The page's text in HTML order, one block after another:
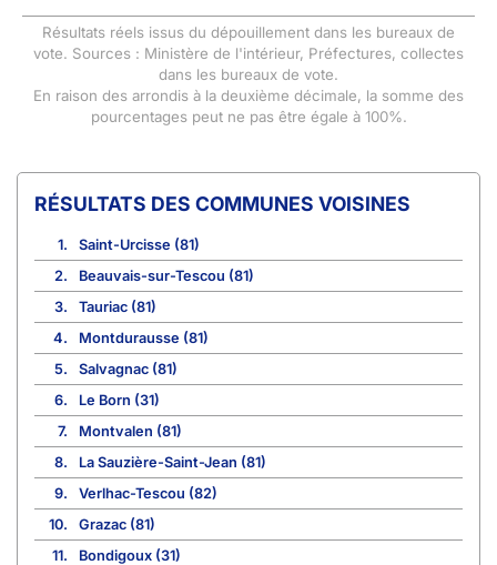
Résultats réels issus du dépouillement dans les bureaux de
vote. Sources : Ministère de l'intérieur, Préfectures, collectes
dans les bureaux de vote.
En raison des arrondis à la deuxième décimale, la somme des
pourcentages peut ne pas être égale à 100%.
COMMUNES VOISINES
1.
Saint-Urcisse (81)
2.
Beauvais-sur-Tescou (81)
3.
Tauriac (81)
4.
Montdurausse (81)
5.
Salvagnac (81)
6.
Le Born (31)
7.
Montvalen (81)
8.
La Sauzière-Saint-Jean (81)
9.
Verlhac-Tescou (82)
10.
Grazac (81)
11.
Bondigoux (31)